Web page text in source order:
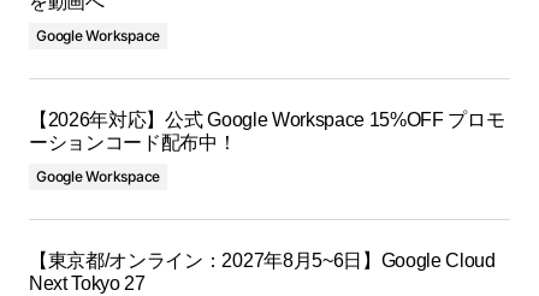
Google Workspace
【2026年対応】公式 Google Workspace 15%OFF プロモ
ーションコード配布中！
Google Workspace
【東京都/オンライン：2027年8月5~6日】Google Cloud
Next Tokyo 27